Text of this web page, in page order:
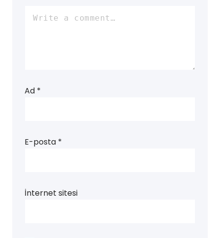
Ad *
E-posta *
İnternet sitesi